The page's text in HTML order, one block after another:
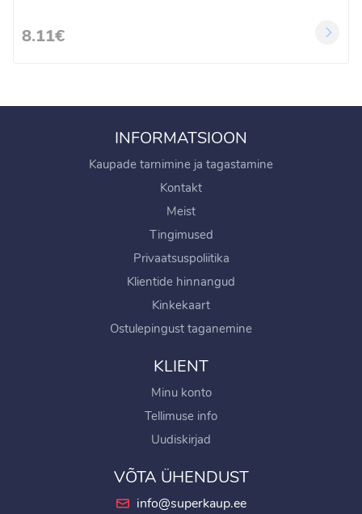
8.11€
INFORMATSIOON
Kaupade tarnimine ja tagastamine
Kontakt
Meist
Tingimused
Privaatsuspoliitika
Klientide hinnangud
Kinkekaart
Ostulepingust taganemine
KLIENT
Minu konto
Tellimuse info
Uudiskirjad
VÕTA ÜHENDUST
info@superkaup.ee